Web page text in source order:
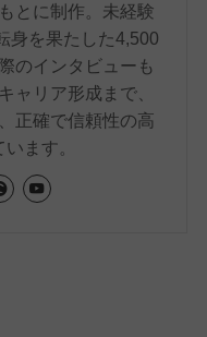
とに制作。未経験
身を果たした4,500
のインタビューも
ャリア形成まで、
正確で信頼性の高
ます。